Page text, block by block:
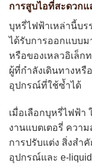
การสูบไอที่สะดวก
บุหรี่ไฟฟ้าเหล่านี้บร
ได้รับการออกแบบม
หรือของเหลวอิเล็ก
ผู้ที่กำลังเดินทางหรื
อุปกรณ์ที่ใช้ซ้ำได้
เมื่อเลือกบุหรี่ไฟฟ้า
งานแบตเตอรี่ ควา
การปรับแต่ง สิ่งสำ
อุปกรณ์และ e-